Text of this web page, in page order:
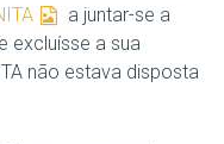
a juntar-se a
excluísse a sua
não estava disposta